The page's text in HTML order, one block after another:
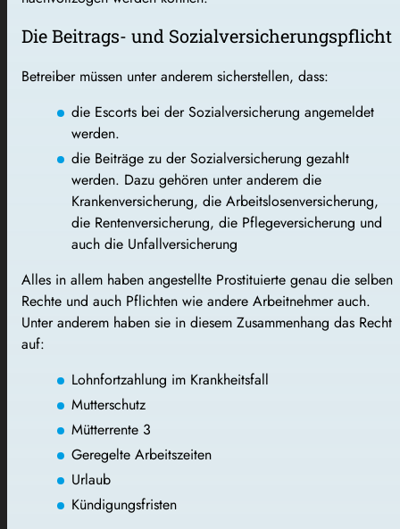
Die Beitrags- und Sozialversicherungspflicht
Betreiber müssen unter anderem sicherstellen, dass:
die Escorts bei der Sozialversicherung angemeldet
werden.
die Beiträge zu der Sozialversicherung gezahlt
werden. Dazu gehören unter anderem die
Krankenversicherung, die Arbeitslosenversicherung,
die Rentenversicherung, die Pflegeversicherung und
auch die Unfallversicherung
Alles in allem haben angestellte Prostituierte genau die selben
Rechte und auch Pflichten wie andere Arbeitnehmer auch.
Unter anderem haben sie in diesem Zusammenhang das Recht
auf:
Lohnfortzahlung im Krankheitsfall
Mutterschutz
Mütterrente 3
Geregelte Arbeitszeiten
Urlaub
Kündigungsfristen